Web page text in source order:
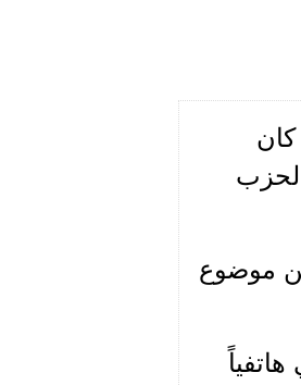
كان
على مركز الحزب
موضوع